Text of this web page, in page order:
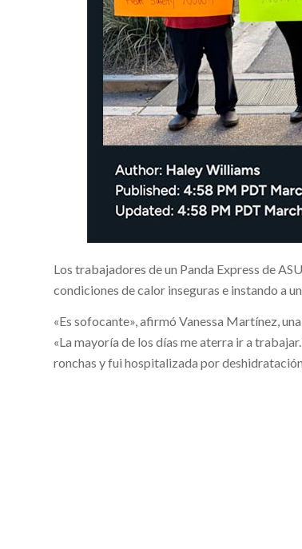
Los trabajadores de un Panda Express de
condiciones de calor inseguras e instando a
«Es sofocante», afirmó Vanessa Martínez,
«La mayoría de los días me aterra ir a
ronchas y fui hospitalizada por